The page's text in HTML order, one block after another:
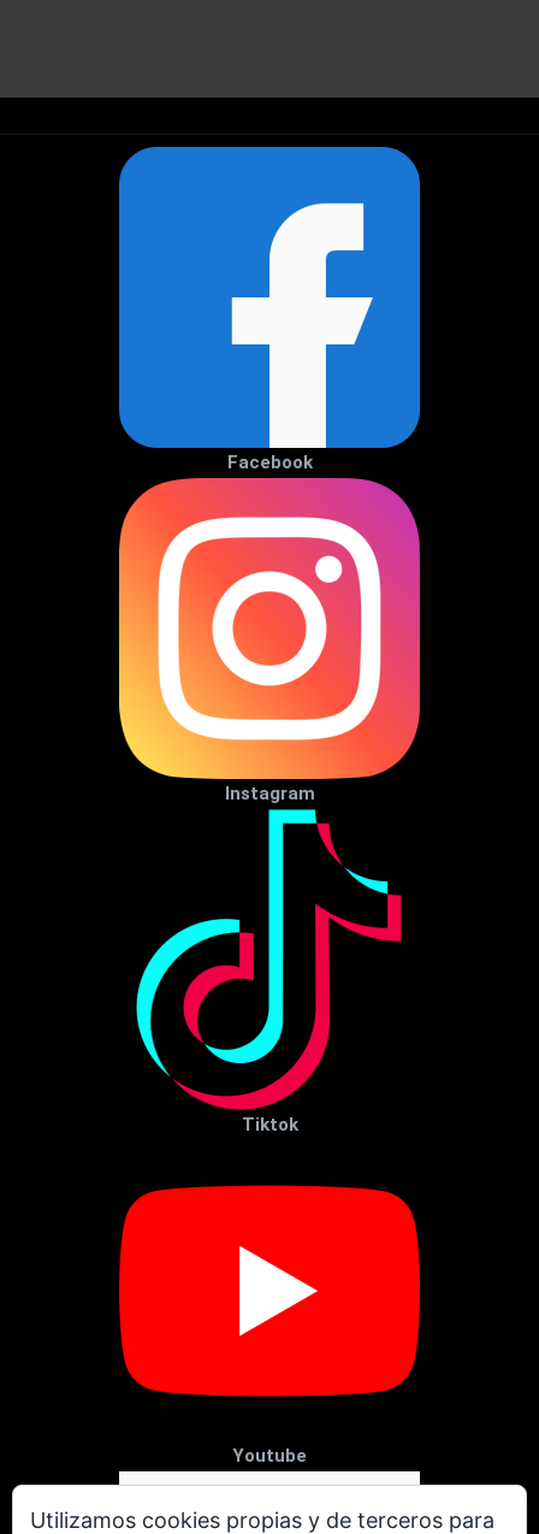
Utilizamos cookies propias y de terceros para
Facebook
Instagram
Tiktok
Youtube